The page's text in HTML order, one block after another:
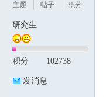
主题
帖子
积分
研究生
积分 102738
发消息